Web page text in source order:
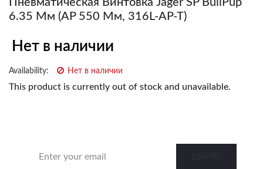
Пневматическая Винтовка Jager SP BullPup
6.35 Мм (AP 550 Мм, 316L-AP-T)
Нет в наличии
Availability: Нет в наличии
This product is currently out of stock and unavailable.